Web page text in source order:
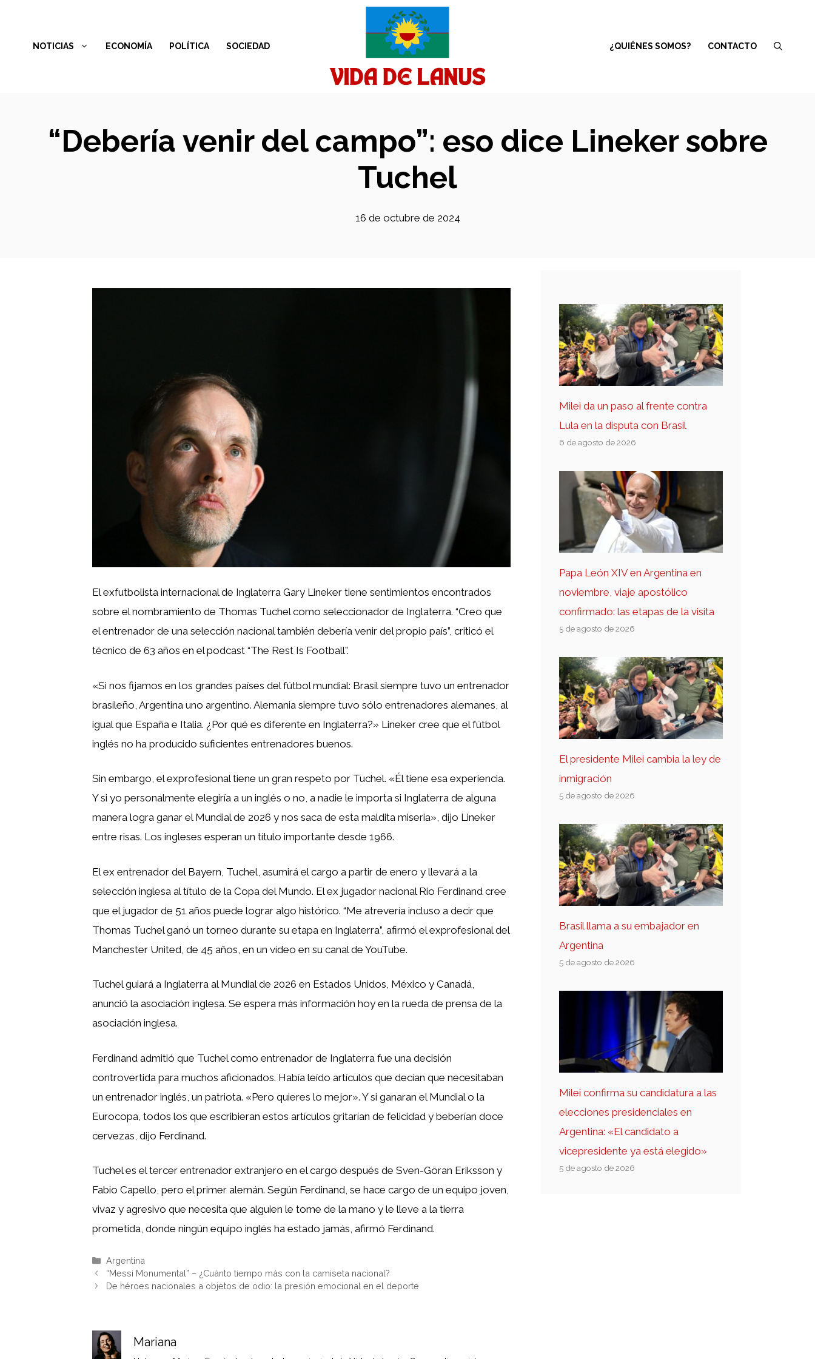
contenidoNOTICIAS ECONOMÍA POLÍTICA SOCIEDAD ¿QUIÉNES SOMOS? CONTACTO
“Debería venir del campo”: eso dice Lineker sobre
Tuchel
16 de octubre de 2024
El exfutbolista internacional de Inglaterra Gary Lineker tiene sentimientos encontrados
sobre el nombramiento de Thomas Tuchel como seleccionador de Inglaterra. “Creo que
el entrenador de una selección nacional también debería venir del propio país”, criticó el
técnico de 63 años en el podcast “The Rest Is Football”.
«Si nos fijamos en los grandes países del fútbol mundial: Brasil siempre tuvo un entrenador
brasileño, Argentina uno argentino. Alemania siempre tuvo sólo entrenadores alemanes, al
igual que España e Italia. ¿Por qué es diferente en Inglaterra?» Lineker cree que el fútbol
inglés no ha producido suficientes entrenadores buenos.
Sin embargo, el exprofesional tiene un gran respeto por Tuchel. «Él tiene esa experiencia.
Y si yo personalmente elegiría a un inglés o no, a nadie le importa si Inglaterra de alguna
manera logra ganar el Mundial de 2026 y nos saca de esta maldita miseria», dijo Lineker
entre risas. Los ingleses esperan un título importante desde 1966.
El ex entrenador del Bayern, Tuchel, asumirá el cargo a partir de enero y llevará a la
selección inglesa al título de la Copa del Mundo. El ex jugador nacional Rio Ferdinand cree
que el jugador de 51 años puede lograr algo histórico. “Me atrevería incluso a decir que
Thomas Tuchel ganó un torneo durante su etapa en Inglaterra”, afirmó el exprofesional del
Manchester United, de 45 años, en un vídeo en su canal de YouTube.
Tuchel guiará a Inglaterra al Mundial de 2026 en Estados Unidos, México y Canadá,
anunció la asociación inglesa. Se espera más información hoy en la rueda de prensa de la
asociación inglesa.
Ferdinand admitió que Tuchel como entrenador de Inglaterra fue una decisión
controvertida para muchos aficionados. Había leído artículos que decían que necesitaban
un entrenador inglés, un patriota. «Pero quieres lo mejor». Y si ganaran el Mundial o la
Eurocopa, todos los que escribieran estos artículos gritarían de felicidad y beberían doce
cervezas, dijo Ferdinand.
Tuchel es el tercer entrenador extranjero en el cargo después de Sven-Göran Eriksson y
Fabio Capello, pero el primer alemán. Según Ferdinand, se hace cargo de un equipo joven,
vivaz y agresivo que necesita que alguien le tome de la mano y le lleve a la tierra
prometida, donde ningún equipo inglés ha estado jamás, afirmó Ferdinand.
Categorías
Argentina
“Messi Monumental” – ¿Cuánto tiempo más con la camiseta nacional?
De héroes nacionales a objetos de odio: la presión emocional en el deporte
Mariana
Milei da un paso al frente contra
Lula en la disputa con Brasil
6 de agosto de 2026
Papa León XIV en Argentina en
noviembre, viaje apostólico
confirmado: las etapas de la visita
5 de agosto de 2026
El presidente Milei cambia la ley de
inmigración
5 de agosto de 2026
Brasil llama a su embajador en
Argentina
5 de agosto de 2026
Milei confirma su candidatura a las
elecciones presidenciales en
Argentina: «El candidato a
vicepresidente ya está elegido»
5 de agosto de 2026